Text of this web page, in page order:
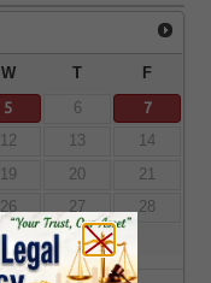
W T F
5 6
7
12 13
14
19 20
21
26 27
28